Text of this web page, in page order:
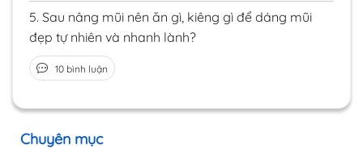
Chuyên mục
5. Sau nâng mũi nên ăn gì, kiêng gì để dáng mũi
đẹp tự nhiên và nhanh lành?
10 bình luận